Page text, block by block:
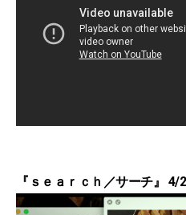
『ｓｅａｒｃｈ／サーチ』